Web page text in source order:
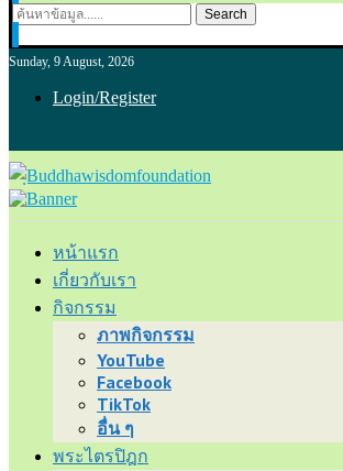
Search
Sunday, 9 August, 2026
Login/Register
หน้าแรก
เกี่ยวกับเรา
กิจกรรม
ภาพกิจกรรม
YouTube
Facebook
TikTok
อื่น ๆ
พระไตรปิฎก